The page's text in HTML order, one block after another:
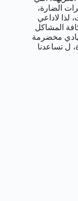
الضارة،
لذا لاداعي
المشاكل
مخضرمة
ل تساعدنا